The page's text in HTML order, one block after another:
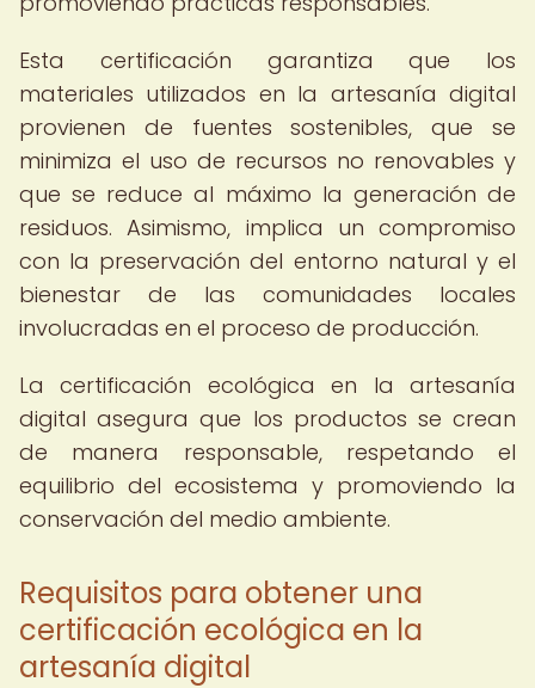
Esta certificación garantiza que los
materiales utilizados en la artesanía digital
provienen de fuentes sostenibles, que se
minimiza el uso de recursos no renovables y
que se reduce al máximo la generación de
residuos. Asimismo, implica un compromiso
con la preservación del entorno natural y el
bienestar de las comunidades locales
involucradas en el proceso de producción.
La certificación ecológica en la artesanía
digital asegura que los productos se crean
de manera responsable, respetando el
equilibrio del ecosistema y promoviendo la
conservación del medio ambiente.
Requisitos para obtener una
certificación ecológica en la
artesanía digital